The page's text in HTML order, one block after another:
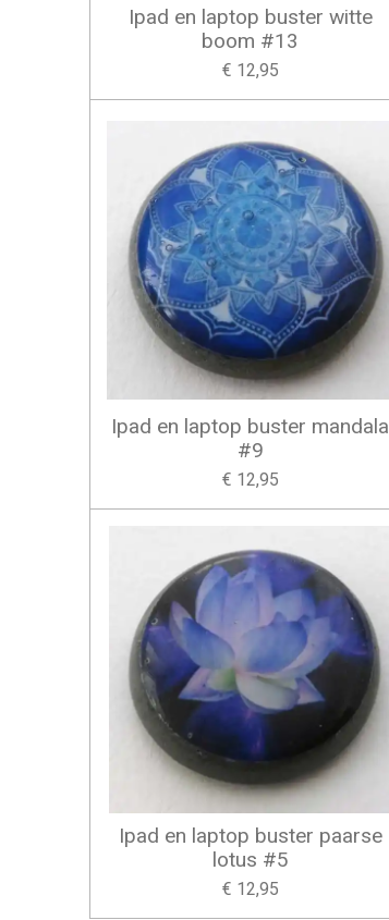
Ipad en laptop buster witte
boom #13
€ 12,95
Ipad en laptop buster mandala
#9
€ 12,95
Ipad en laptop buster paarse
lotus #5
€ 12,95